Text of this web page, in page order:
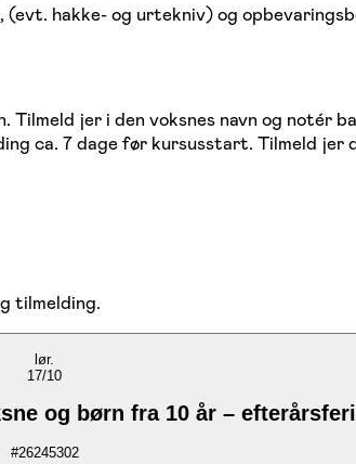
hakke- og urtekniv) og
Tilmeld jer i den voksnes navn og
ca. 7 dage før kursusstart. Tilmeld jer
tilmelding.
lør.
17/10
og børn fra 10 år –
#26245302